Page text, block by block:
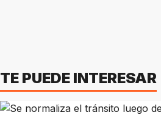
TE PUEDE INTERESAR